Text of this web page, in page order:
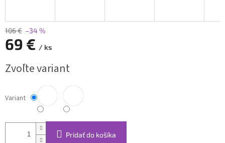
106 € –34 %
69 € / ks
cena:
Zvoľte variant
Variant
Pridať do košíka